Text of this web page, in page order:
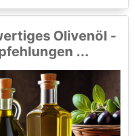
Olivenöl -
...